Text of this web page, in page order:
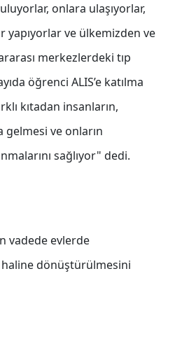
onlara ulaşıyorlar,
yapıyorlar ve ülkemizden ve
merkezlerdeki tıp
öğrenci ALIS’e katılma
kıtadan insanların,
gelmesi ve onların
sağlıyor" dedi.
vadede evlerde
dönüştürülmesini